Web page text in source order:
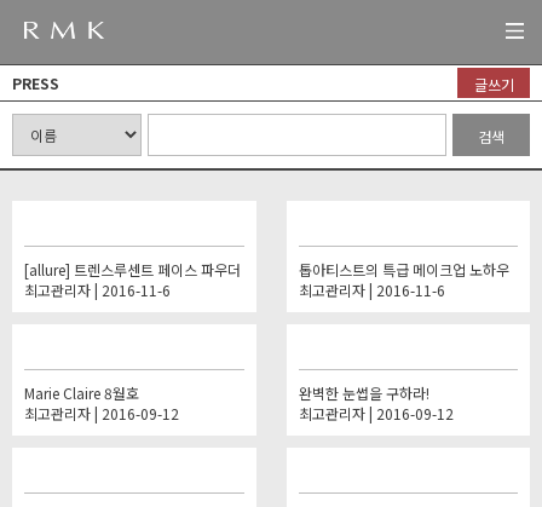
PRESS 글쓰기
검색
[allure] 트렌스루센트 페이스 파우더
최고관리자 | 2016-11-6
톱아티스트의 특급 메이크업 노하우
최고관리자 | 2016-11-6
Marie Claire 8월호
최고관리자 | 2016-09-12
완벽한 눈썹을 구하라!
최고관리자 | 2016-09-12